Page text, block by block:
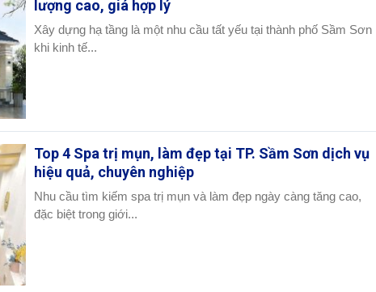
lượng cao, giá hợp lý
Xây dựng hạ tầng là một nhu cầu tất yếu tại thành phố Sầm Sơn
khi kinh tế...
Top 4 Spa trị mụn, làm đẹp tại TP. Sầm Sơn dịch vụ
hiệu quả, chuyên nghiệp
Nhu cầu tìm kiếm spa trị mụn và làm đẹp ngày càng tăng cao,
đặc biệt trong giới...